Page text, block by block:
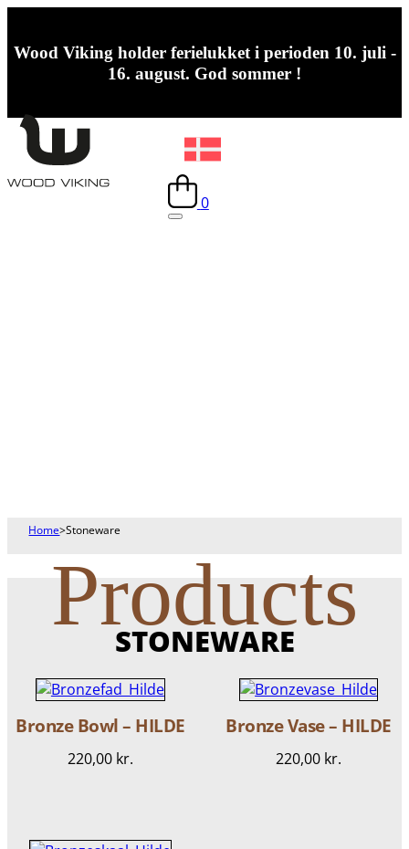
Wood Viking holder ferielukket i perioden 10. juli -
16. august. God sommer !
0
Home>Stoneware
Products
STONEWARE
Bronze Bowl – HILDE
220,00 kr.
Bronze Vase – HILDE
220,00 kr.